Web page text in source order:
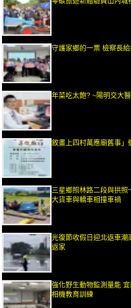
守護家鄉的一票 檢察長
年菜吃太飽? ~陽明交大
敘畫上四村萬應廟舊事」
三星鄉照林路二段與拱
大貨車與轎車相撞車禍
光復節收假日迎北返車潮
返家
強化野生動物監測量能
相機教育訓練